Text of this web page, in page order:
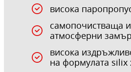
висока
самопочистваща
атмосферни
висока
на формулата